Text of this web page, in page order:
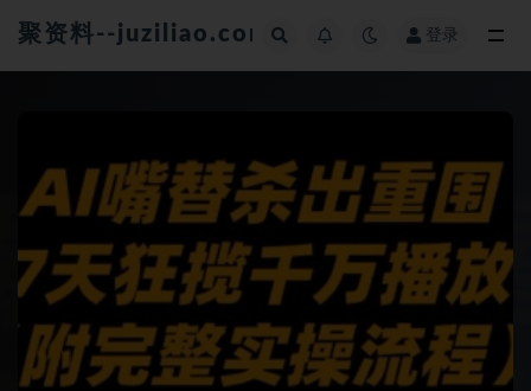
聚资料--juziliao.com--全网资料整合平台
登录